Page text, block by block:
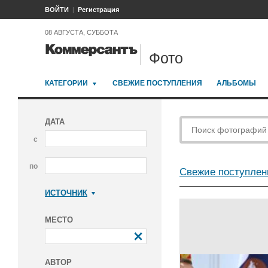
ВОЙТИ Регистрация
08 АВГУСТА, СУББОТА
Фото
КАТЕГОРИИ СВЕЖИЕ ПОСТУПЛЕНИЯ АЛЬБОМЫ
ДАТА
с
по
ИСТОЧНИК
МЕСТО
АВТОР
Свежие